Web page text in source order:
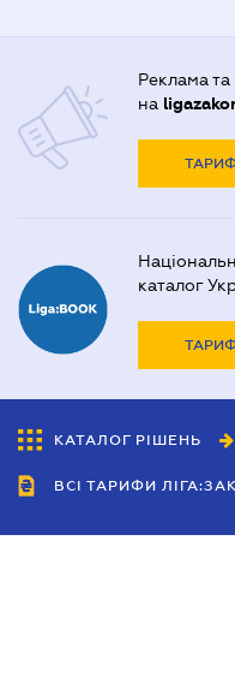
Реклама та
на
каталог
КАТАЛОГ РІШЕНЬ
ВСІ ТАРИФИ